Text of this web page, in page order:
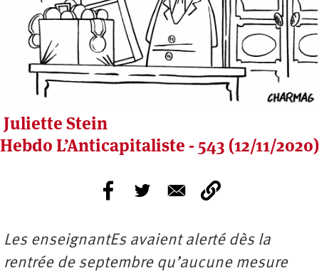
Juliette Stein
Hebdo L’Anticapitaliste - 543 (12/11/2020)
Les enseignantEs avaient alerté dès la
rentrée de septembre qu’aucune mesure